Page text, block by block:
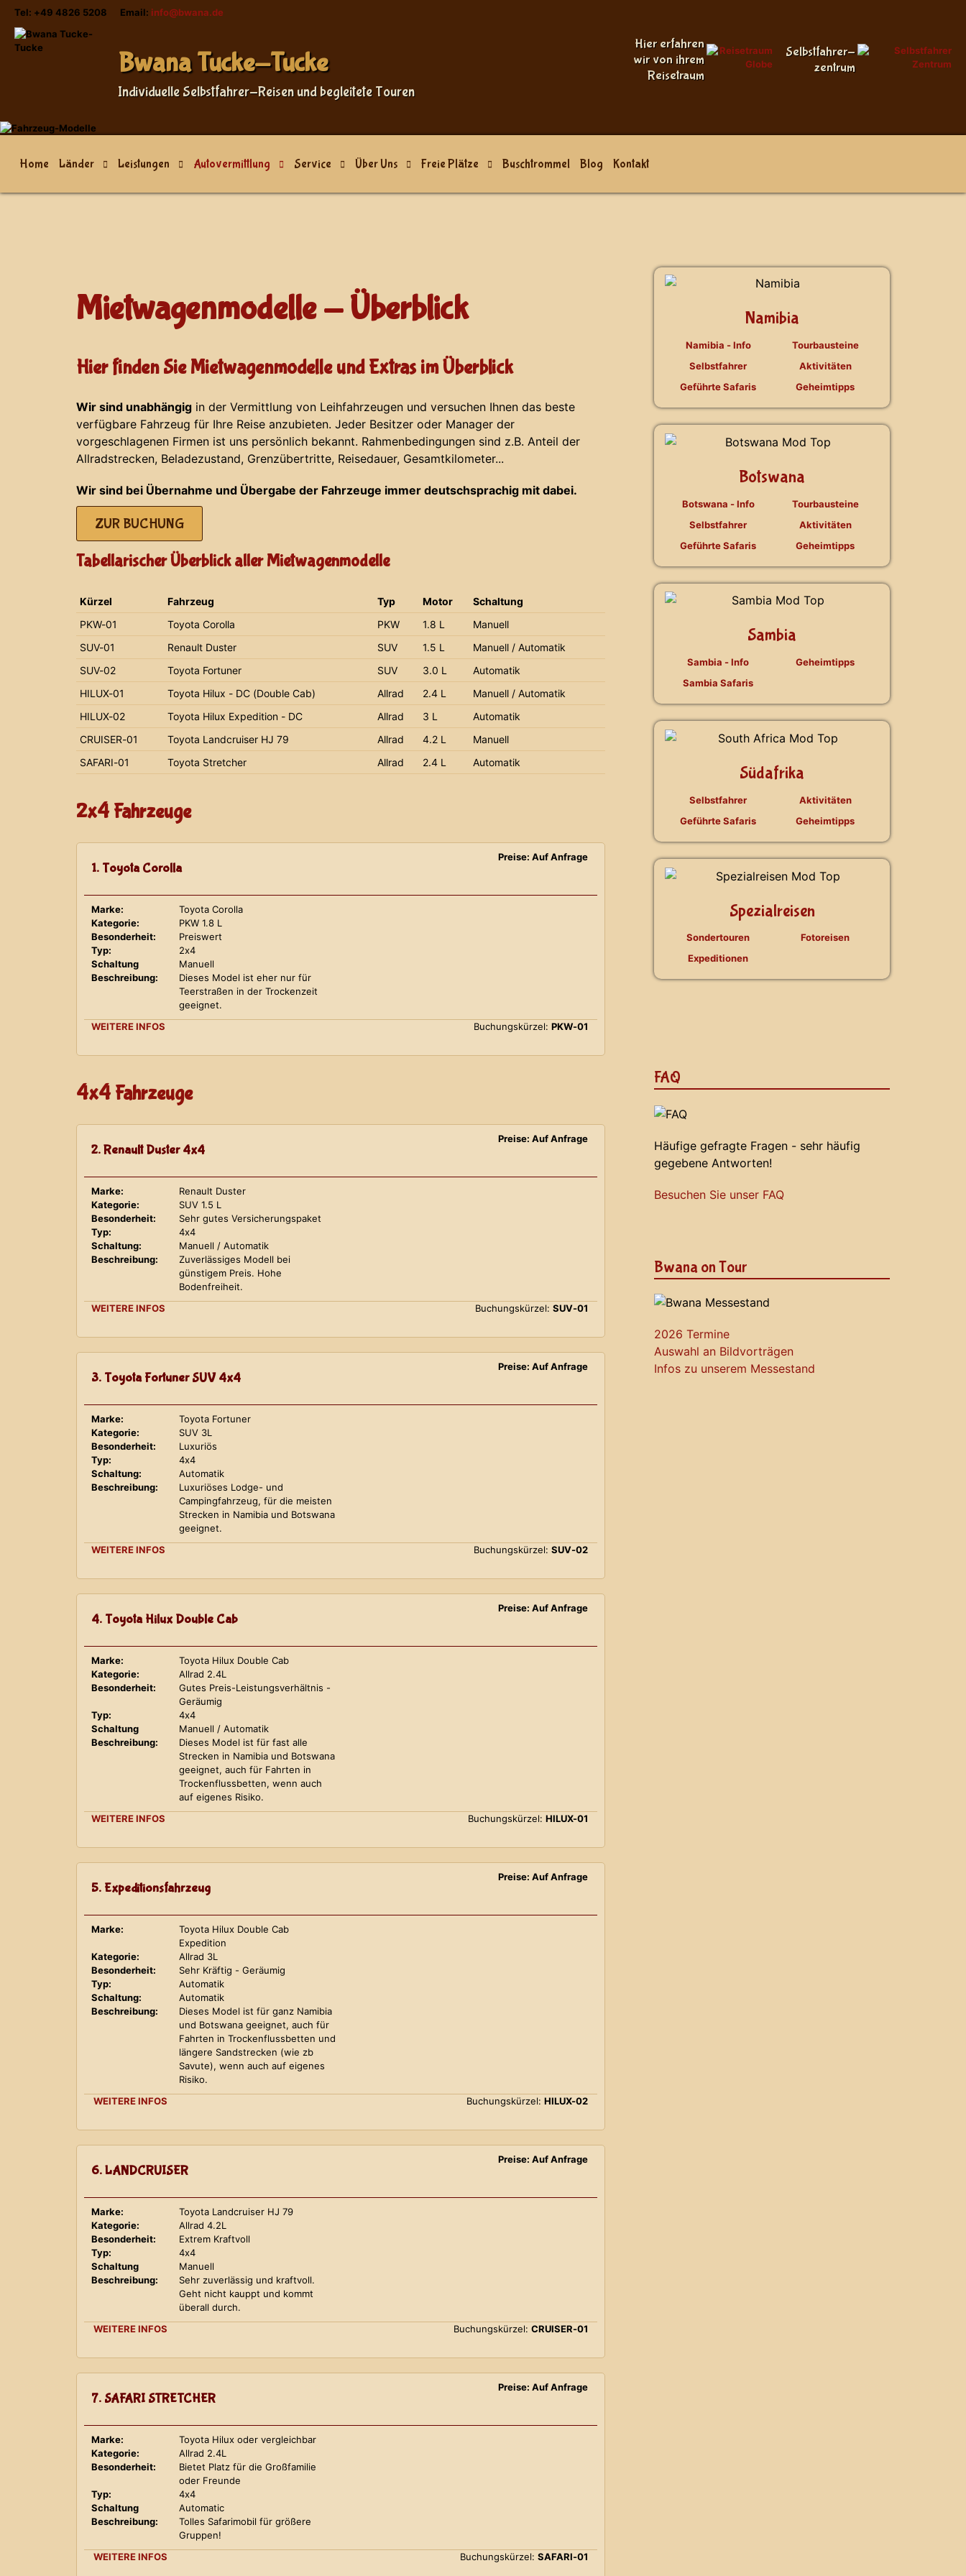
Tel: +49 4826 5208 Email: info@bwana.de
Sprache auswählen
Bwana Tucke-Tucke
Individuelle Selbstfahrer-Reisen und begleitete Touren
Hier erfahren
wir von ihrem
Reisetraum
Selbstfahrer-
zentrum
Home Länder Leistungen Autovermittlung Service Über Uns Freie Plätze Buschtrommel Blog Kontakt
Mietwagenmodelle - Überblick
Hier finden Sie Mietwagenmodelle und Extras im Überblick
Wir sind unabhängig in der Vermittlung von Leihfahrzeugen und versuchen Ihnen das beste
verfügbare Fahrzeug für Ihre Reise anzubieten. Jeder Besitzer oder Manager der
vorgeschlagenen Firmen ist uns persönlich bekannt. Rahmenbedingungen sind z.B. Anteil der
Allradstrecken, Beladezustand, Grenzübertritte, Reisedauer, Gesamtkilometer...
Wir sind bei Übernahme und Übergabe der Fahrzeuge immer deutschsprachig mit dabei.
ZUR BUCHUNG
Tabellarischer Überblick aller Mietwagenmodelle
Kürzel Fahrzeug Typ Motor
Schaltung
PKW-01
Toyota Corolla PKW 1.8 L
Manuell
SUV-01
Renault Duster SUV 1.5 L
Manuell / Automatik
SUV-02
Toyota Fortuner SUV 3.0 L
Automatik
HILUX-01
Toyota Hilux - DC (Double Cab) Allrad 2.4 L
Manuell / Automatik
HILUX-02
Toyota Hilux Expedition - DC Allrad 3 L
Automatik
CRUISER-01
Toyota Landcruiser HJ 79 Allrad 4.2 L
Manuell
SAFARI-01
Toyota Stretcher Allrad 2.4 L Automatik
2x4 Fahrzeuge
1. Toyota Corolla
Preise: Auf Anfrage
Marke:
Toyota Corolla
Kategorie:
PKW 1.8 L
Besonderheit:
Preiswert
Typ:
2x4
Schaltung
Manuell
Beschreibung:
Dieses Model ist eher nur für
Teerstraßen in der Trockenzeit
geeignet.
WEITERE INFOS
Buchungskürzel: PKW-01
4x4 Fahrzeuge
2. Renault Duster 4x4
Preise: Auf Anfrage
Marke:
Renault Duster
Kategorie:
SUV 1.5 L
Besonderheit:
Sehr gutes Versicherungspaket
Typ:
4x4
Schaltung:
Manuell / Automatik
Beschreibung:
Zuverlässiges Modell bei
günstigem Preis. Hohe
Bodenfreiheit.
WEITERE INFOS
Buchungskürzel: SUV-01
3. Toyota Fortuner SUV 4x4
Preise: Auf Anfrage
Marke:
Toyota Fortuner
Kategorie:
SUV 3L
Besonderheit:
Luxuriös
Typ:
4x4
Schaltung:
Automatik
Beschreibung:
Luxuriöses Lodge- und
Campingfahrzeug, für die meisten
Strecken in Namibia und Botswana
geeignet.
WEITERE INFOS
Buchungskürzel: SUV-02
4. Toyota Hilux Double Cab
Preise: Auf Anfrage
Marke:
Toyota Hilux Double Cab
Kategorie:
Allrad 2.4L
Besonderheit:
Gutes Preis-Leistungsverhältnis -
Geräumig
Typ:
4x4
Schaltung
Manuell / Automatik
Beschreibung:
Dieses Model ist für fast alle
Strecken in Namibia und Botswana
geeignet, auch für Fahrten in
Trockenflussbetten, wenn auch
auf eigenes Risiko.
WEITERE INFOS
Buchungskürzel: HILUX-01
5. Expeditionsfahrzeug
Preise: Auf Anfrage
Marke:
Toyota Hilux Double Cab
Expedition
Kategorie:
Allrad 3L
Besonderheit:
Sehr Kräftig - Geräumig
Typ:
Automatik
Schaltung:
Automatik
Beschreibung:
Dieses Model ist für ganz Namibia
und Botswana geeignet, auch für
Fahrten in Trockenflussbetten und
längere Sandstrecken (wie zb
Savute), wenn auch auf eigenes
Risiko.
WEITERE INFOS
Buchungskürzel: HILUX-02
6. LANDCRUISER
Preise: Auf Anfrage
Marke:
Toyota Landcruiser HJ 79
Kategorie:
Allrad 4.2L
Besonderheit:
Extrem Kraftvoll
Typ:
4x4
Schaltung
Manuell
Beschreibung:
Sehr zuverlässig und kraftvoll.
Geht nicht kauppt und kommt
überall durch.
WEITERE INFOS
Buchungskürzel: CRUISER-01
7. SAFARI STRETCHER
Preise: Auf Anfrage
Marke:
Toyota Hilux oder vergleichbar
Kategorie:
Allrad 2.4L
Besonderheit:
Bietet Platz für die Großfamilie
oder Freunde
Typ:
4x4
Schaltung
Automatic
Beschreibung:
Tolles Safarimobil für größere
Gruppen!
WEITERE INFOS
Buchungskürzel: SAFARI-01
Namibia
Namibia - Info
Selbstfahrer
Geführte Safaris
Tourbausteine
Aktivitäten
Geheimtipps
Botswana
Botswana - Info
Selbstfahrer
Geführte Safaris
Tourbausteine
Aktivitäten
Geheimtipps
Sambia
Sambia - Info
Sambia Safaris
Geheimtipps
Südafrika
Selbstfahrer
Geführte Safaris
Aktivitäten
Geheimtipps
Spezialreisen
Sondertouren
Expeditionen
Fotoreisen
FAQ
Häufige gefragte Fragen - sehr häufig
gegebene Antworten!
Besuchen Sie unser FAQ
Bwana on Tour
2026 Termine
Auswahl an Bildvorträgen
Infos zu unserem Messestand